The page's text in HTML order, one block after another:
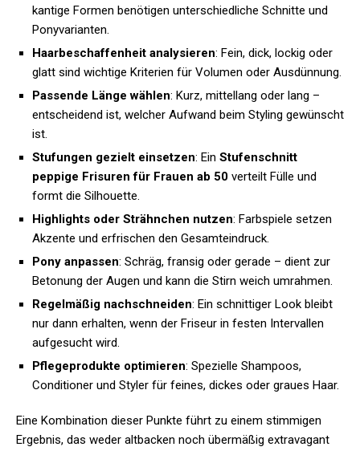
kantige Formen benötigen unterschiedliche Schnitte und
Ponyvarianten.
Haarbeschaffenheit analysieren: Fein, dick, lockig oder
glatt sind wichtige Kriterien für Volumen oder Ausdünnung.
Passende Länge wählen: Kurz, mittellang oder lang –
entscheidend ist, welcher Aufwand beim Styling gewünscht
ist.
Stufungen gezielt einsetzen: Ein Stufenschnitt
peppige Frisuren für Frauen ab 50 verteilt Fülle und
formt die Silhouette.
Highlights oder Strähnchen nutzen: Farbspiele setzen
Akzente und erfrischen den Gesamteindruck.
Pony anpassen: Schräg, fransig oder gerade – dient zur
Betonung der Augen und kann die Stirn weich umrahmen.
Regelmäßig nachschneiden: Ein schnittiger Look bleibt
nur dann erhalten, wenn der Friseur in festen Intervallen
aufgesucht wird.
Pflegeprodukte optimieren: Spezielle Shampoos,
Conditioner und Styler für feines, dickes oder graues Haar.
Eine Kombination dieser Punkte führt zu einem stimmigen
Ergebnis, das weder altbacken noch übermäßig extravagant